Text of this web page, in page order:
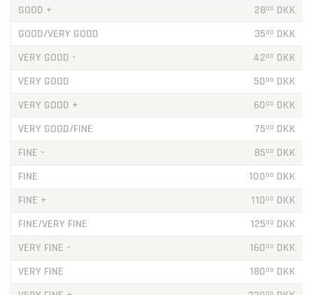
GOOD +
2800 DKK
GOOD/VERY GOOD
3500 DKK
VERY GOOD -
4200 DKK
VERY GOOD
5000 DKK
VERY GOOD +
6000 DKK
VERY GOOD/FINE
7500 DKK
FINE -
8500 DKK
FINE
10000 DKK
FINE +
11000 DKK
FINE/VERY FINE
12500 DKK
VERY FINE -
16000 DKK
VERY FINE
18000 DKK